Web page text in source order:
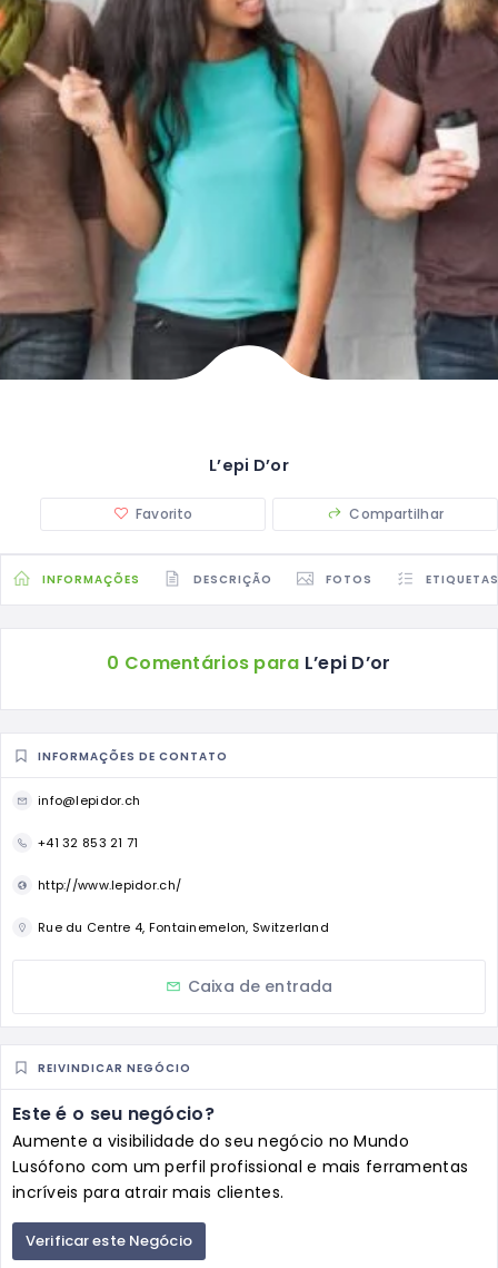
L’epi D’or
Favorito Compartilhar
INFORMAÇÕES DESCRIÇÃO FOTOS ETIQUETAS
0 Comentários para L’epi D’or
INFORMAÇÕES DE CONTATO
info@lepidor.ch
+41 32 853 21 71
http://www.lepidor.ch/
Rue du Centre 4, Fontainemelon, Switzerland
Caixa de entrada
REIVINDICAR NEGÓCIO
Este é o seu negócio?
Aumente a visibilidade do seu negócio no Mundo
Lusófono com um perfil profissional e mais ferramentas
incríveis para atrair mais clientes.
Verificar este Negócio